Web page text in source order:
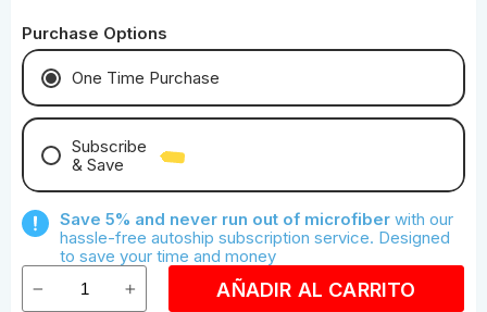
Purchase Options
One Time Purchase
Subscribe
& Save
Save With Quarterly Microfiber
Save 5% and never run out of microfiber with our
hassle-free autoship subscription service. Designed
to save your time and money
AÑADIR AL CARRITO